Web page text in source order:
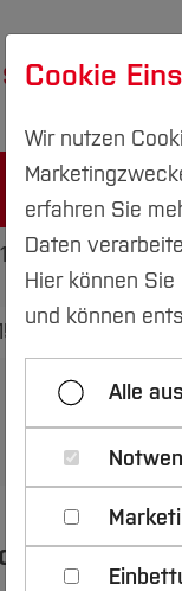
Studium
Workshop 16
Workshop 22
Cookie
Wir nutzen
erfahren Sie
Daten
Hier können
und können
Alle